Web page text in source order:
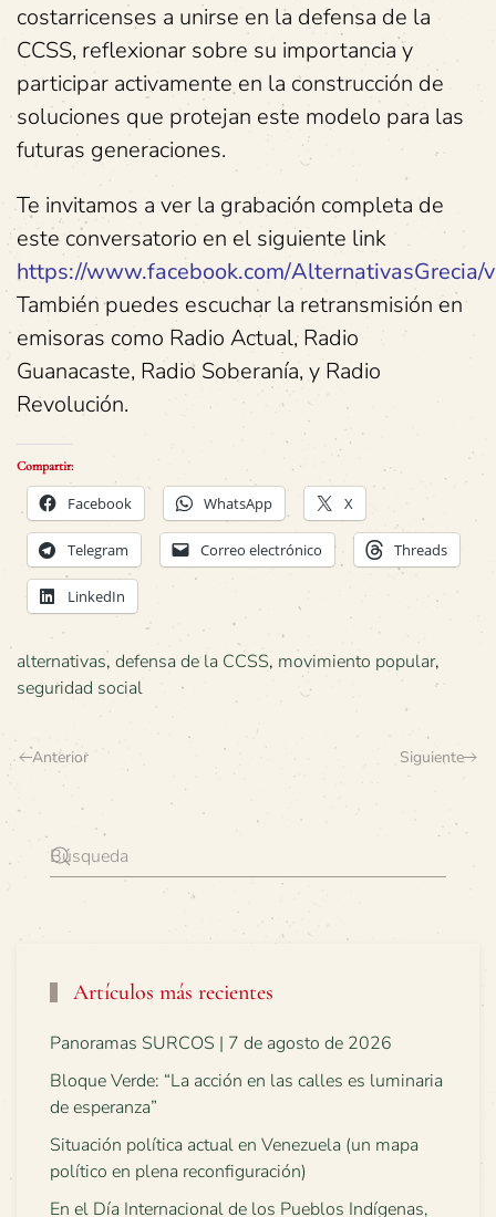
costarricenses a unirse en la defensa de la
CCSS, reflexionar sobre su importancia y
participar activamente en la construcción de
soluciones que protejan este modelo para las
futuras generaciones.
Te invitamos a ver la grabación completa de
este conversatorio en el siguiente link
https://www.facebook.com/
También puedes escuchar la retransmisión en
emisoras como Radio Actual, Radio
Guanacaste, Radio Soberanía, y Radio
Revolución.
Compartir:
Facebook WhatsApp X
Telegram Correo electrónico Threads
LinkedIn
alternativas, defensa de la CCSS, movimiento popular,
seguridad social
Anterior Siguiente
Artículos más recientes
Panoramas SURCOS | 7 de agosto de 2026
Bloque Verde: “La acción en las calles es luminaria
de esperanza”
Situación política actual en Venezuela (un mapa
político en plena reconfiguración)
En el Día Internacional de los Pueblos Indígenas,